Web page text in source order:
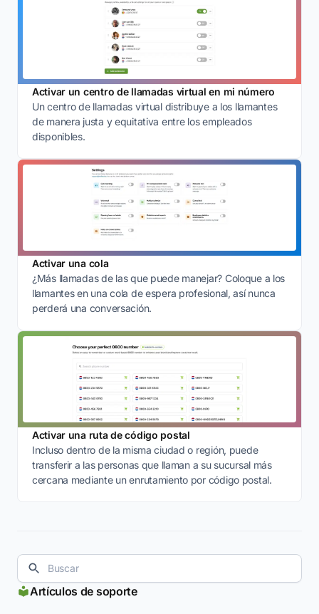
Artículos de soporte
Activar un centro de llamadas virtual en mi número
Un centro de llamadas virtual distribuye a los llamantes
de manera justa y equitativa entre los empleados
disponibles.
Activar una cola
¿Más llamadas de las que puede manejar? Coloque a los
llamantes en una cola de espera profesional, así nunca
perderá una conversación.
Activar una ruta de código postal
Incluso dentro de la misma ciudad o región, puede
transferir a las personas que llaman a su sucursal más
cercana mediante un enrutamiento por código postal.